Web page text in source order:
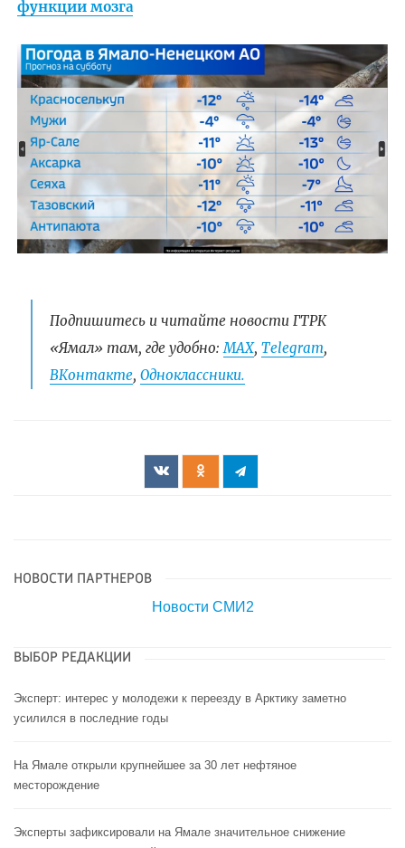
функции мозга
Подпишитесь и читайте новости ГТРК
«Ямал» там, где удобно: МАХ, Telegram,
ВКонтакте, Одноклассники.
НОВОСТИ ПАРТНЕРОВ
Новости СМИ2
ВЫБОР РЕДАКЦИИ
Эксперт: интерес у молодежи к переезду в Арктику заметно
усилился в последние годы
На Ямале открыли крупнейшее за 30 лет нефтяное
месторождение
Эксперты зафиксировали на Ямале значительное снижение